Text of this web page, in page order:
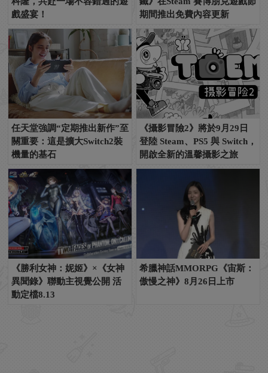
戲盛宴！
期間推出免費內容更新
任天堂強調“定期推出新作”至
關重要：這是擴大Switch2裝
機量的基石
《攝影冒險2》將於9月29日
登陸 Steam、PS5 與 Switch，
開啟全新的溫馨攝影之旅
《勝利女神：妮姬》×《女神
異聞錄》聯動主視覺公開 活
動定檔8.13
希臘神話MMORPG《宙斯：
傲慢之神》8月26日上市